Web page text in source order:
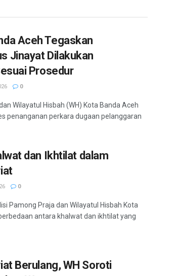
Aceh Tegaskan
Jinayat Dilakukan
Prosedur
0
Wilayatul Hisbah (WH) Kota Banda Aceh
penanganan perkara dugaan pelanggaran
dan Ikhtilat dalam
0
Pamong Praja dan Wilayatul Hisbah Kota
antara khalwat dan ikhtilat yang
Berulang, WH Soroti